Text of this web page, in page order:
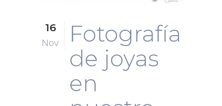
16
Nov
Fotografía
de joyas
en